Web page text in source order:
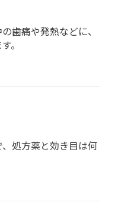
歯痛や発熱などに、
。
処方薬と効き目は何